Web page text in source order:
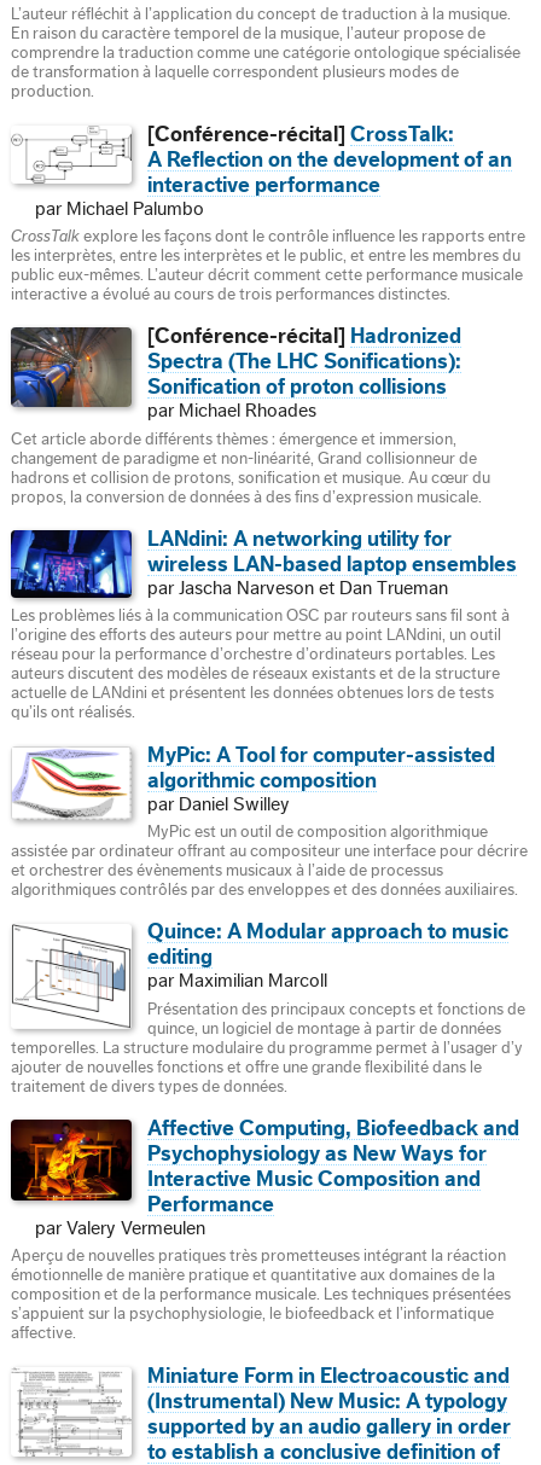
L’auteur réfléchit à l’application du concept de traduction à la musique.
En raison du caractère temporel de la musique, l’auteur propose de
comprendre la traduction comme une catégorie ontologique spécialisée
de transformation à laquelle correspondent plusieurs modes de
production.
[Conférence-récital]CrossTalk:
A Reflection on the development of an
interactive performance
par Michael Palumbo
CrossTalk explore les façons dont le contrôle influence les rapports entre
les interprètes, entre les interprètes et le public, et entre les membres du
public eux-mêmes. L’auteur décrit comment cette performance musicale
interactive a évolué au cours de trois performances distinctes.
[Conférence-récital] Hadronized
Spectra (The LHC Sonifications):
Sonification of proton collisions
par Michael Rhoades
Cet article aborde différents thèmes : émergence et immersion,
changement de paradigme et non-linéarité, Grand collisionneur de
hadrons et collision de protons, sonification et musique. Au cœur du
propos, la conversion de données à des fins d’expression musicale.
LANdini: A networking utility for
wireless LAN-based laptop ensembles
par Jascha Narveson et Dan Trueman
Les problèmes liés à la communication OSC par routeurs sans fil sont à
l’origine des efforts des auteurs pour mettre au point LANdini, un outil
réseau pour la performance d’orchestre d’ordinateurs portables. Les
auteurs discutent des modèles de réseaux existants et de la structure
actuelle de LANdini et présentent les données obtenues lors de tests
qu’ils ont réalisés.
MyPic: A Tool for computer-assisted
algorithmic composition
par Daniel Swilley
MyPic est un outil de composition algorithmique
assistée par ordinateur offrant au compositeur une interface pour décrire
et orchestrer des évènements musicaux à l’aide de processus
algorithmiques contrôlés par des enveloppes et des données auxiliaires.
Quince: A Modular approach to music
editing
par Maximilian Marcoll
Présentation des principaux concepts et fonctions de
quince, un logiciel de montage à partir de données
temporelles. La structure modulaire du programme permet à l’usager d’y
ajouter de nouvelles fonctions et offre une grande flexibilité dans le
traitement de divers types de données.
Affective Computing, Biofeedback and
Psychophysiology as New Ways for
Interactive Music Composition and
Performance
par Valery Vermeulen
Aperçu de nouvelles pratiques très prometteuses intégrant la réaction
émotionnelle de manière pratique et quantitative aux domaines de la
composition et de la performance musicale. Les techniques présentées
s’appuient sur la psychophysiologie, le biofeedback et l’informatique
affective.
Miniature Form in Electroacoustic and
(Instrumental) New Music: A typology
supported by an audio gallery in order
to establish a conclusive definition of